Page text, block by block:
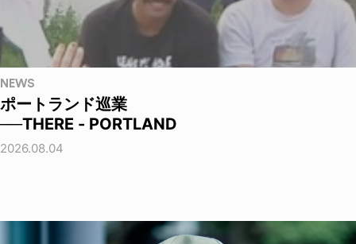
NEWS
ポートランド巡業
──THERE - PORTLAND
2026.08.04